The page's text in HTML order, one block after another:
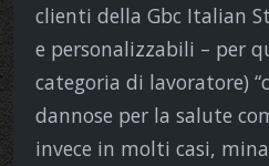
clienti della Gbc Italian
e personalizzabili – per
categoria di lavoratore)
dannose per la salute
invece in molti casi,